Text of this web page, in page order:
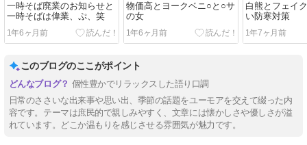
一時そば廃業のお知らせと
一時そばは偉業、ぷ、笑
1年6ヶ月前
物価高とヨークベニ○と○サ
の女
1年6ヶ月前
白熊とフェイ
い防寒対策
1年7ヶ月前
このブログのここがポイント
個性豊かでリラックスした語り口調
日常のささいな出来事や思い出、季節の話題をユーモアを交えて綴った内
容です。テーマは庶民的で親しみやすく、文章には懐かしさや優しさが溢
れています。どこか温もりを感じさせる雰囲気が魅力です。